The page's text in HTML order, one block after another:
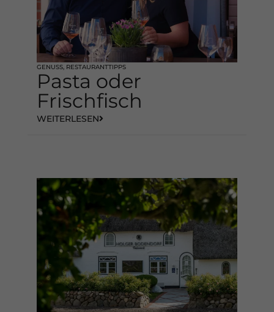
GENUSS, RESTAURANTTIPPS
Pasta oder
Frischfisch
WEITERLESEN